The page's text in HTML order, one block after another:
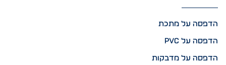
הדפסה על מתכת
הדפסה על PVC
הדפסה על מדבקות